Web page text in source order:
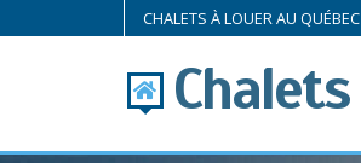
CHALETS À LOUER AU QUÉBEC
Chalets